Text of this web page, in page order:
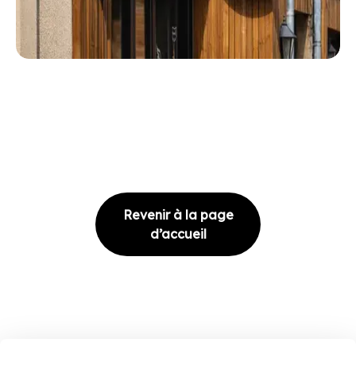
Revenir à la page
d’accueil